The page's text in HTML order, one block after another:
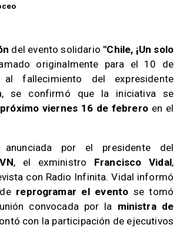
del evento solidario "Chile, ¡Un solo
originalmente para el 10 de
fallecimiento del expresidente
se confirmó que la iniciativa se
próximo viernes 16 de febreroen el
por el presidente del
, el exministro Francisco Vidal,
con Radio Infinita. Vidal informó
reprogramar el evento se tomó
convocada por la ministra de
con la participación de ejecutivos